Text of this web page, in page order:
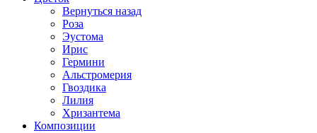
Вернуться назад
Роза
Эустома
Ирис
Гермини
Альстромерия
Гвоздика
Лилия
Хризантема
Композиции